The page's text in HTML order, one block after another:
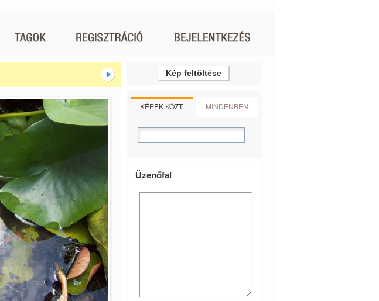
Kép feltöltése
KÉPEK KÖZT MINDENBEN
Üzenőfal